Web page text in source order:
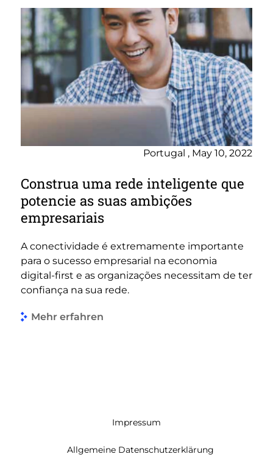
Portugal , May 10, 2022
Construa uma rede inteligente que
potencie as suas ambições
empresariais
A conectividade é extremamente importante
para o sucesso empresarial na economia
digital-first e as organizações necessitam de ter
confiança na sua rede.
Mehr erfahren
Impressum
Allgemeine Datenschutzerklärung